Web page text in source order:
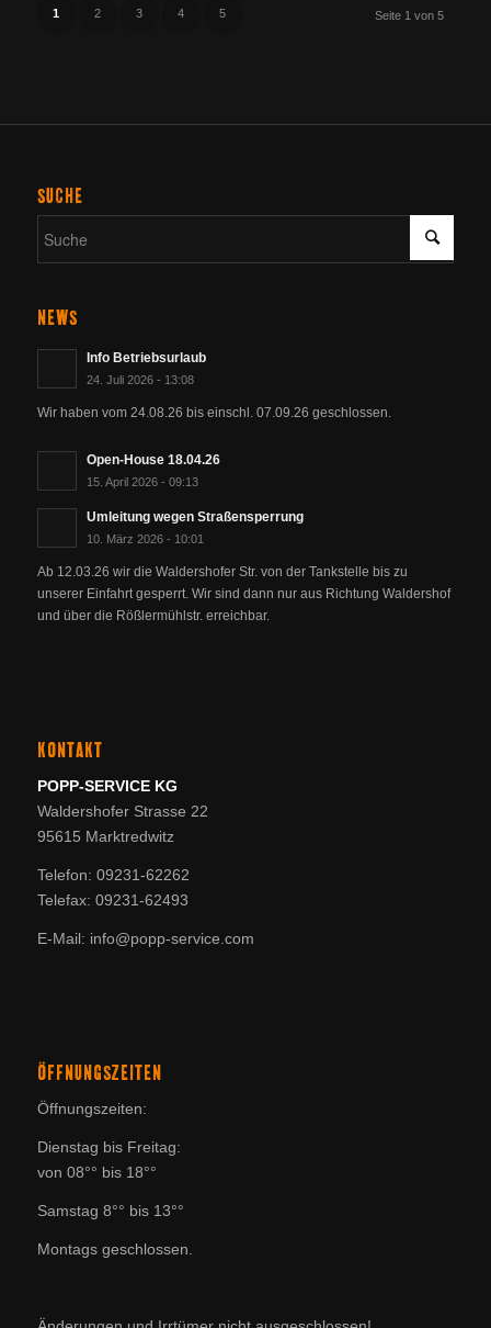
Seite 1 von 5
1 2 3 4 5
SUCHE
NEWS
Info Betriebsurlaub
24. Juli 2026 - 13:08
Wir haben vom 24.08.26 bis einschl. 07.09.26 geschlossen.
Open-House 18.04.26
15. April 2026 - 09:13
Umleitung wegen Straßensperrung
10. März 2026 - 10:01
Ab 12.03.26 wir die Waldershofer Str. von der Tankstelle bis zu
unserer Einfahrt gesperrt. Wir sind dann nur aus Richtung Waldershof
und über die Rößlermühlstr. erreichbar.
KONTAKT
POPP-SERVICE KG
Waldershofer Strasse 22
95615 Marktredwitz
Telefon: 09231-62262
Telefax: 09231-62493
E-Mail: info@popp-service.com
ÖFFNUNGSZEITEN
Öffnungszeiten:
Dienstag bis Freitag:
von 08°° bis 18°°
Samstag 8°° bis 13°°
Montags geschlossen.